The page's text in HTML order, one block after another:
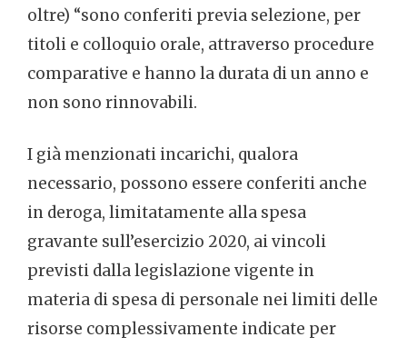
oltre) “sono conferiti previa selezione, per
titoli e colloquio orale, attraverso procedure
comparative e hanno la durata di un anno e
non sono rinnovabili.
I già menzionati incarichi, qualora
necessario, possono essere conferiti anche
in deroga, limitatamente alla spesa
gravante sull’esercizio 2020, ai vincoli
previsti dalla legislazione vigente in
materia di spesa di personale nei limiti delle
risorse complessivamente indicate per